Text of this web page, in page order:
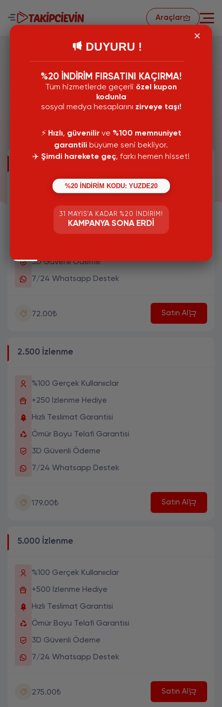
Araçlar
Youtube İzlenme Satın Al
Türkiye'nin En Güvenilir Tercihi Takipcievin.com'dan
fırsatını kaçırmayın!
1.000 İzlenme
%100 Gerçek Kullanııclar
+100 İzlenme Hediye
Hızlı Teslimat Garantisi
3D Güvenli Ödeme
7/24 Whatsapp Destek
72.00₺ Satın Al
2.500 İzlenme
%100 Gerçek Kullanııclar
+250 İzlenme Hediye
Hızlı Teslimat Garantisi
Ömür Boyu Telafi Garantisi
3D Güvenli Ödeme
7/24 Whatsapp Destek
179.00₺ Satın Al
5.000 İzlenme
%100 Gerçek Kullanııclar
+500 İzlenme Hediye
Hızlı Teslimat Garantisi
Ömür Boyu Telafi Garantisi
3D Güvenli Ödeme
7/24 Whatsapp Destek
275.00₺ Satın Al
DUYURU !
%20 İNDİRİM FIRSATINI KAÇIRMA!
Tüm hizmetlerde geçerli özel kupon
kodunla
sosyal medya hesaplarını zirveye taşı!
⚡️ Hızlı, güvenilirve %100 memnuniyet
garantili büyüme seni bekliyor.
✈️ Şimdi harekete geç, farkı hemen hisset!
%20 İNDİRİM KODU: YUZDE20
31 MAYIS’A KADAR %20 İNDIRIM!
KAMPANYA SONA ERDI